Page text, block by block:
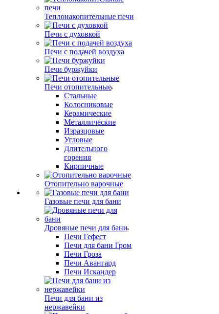
Теплонакопительные печи
Печи с духовкой
Печи с подачей воздуха
Печи буржуйки
Печи отопительные
Стальные
Колосниковые
Керамические
Металлические
Изразцовые
Угловые
Длительного
горения
Кирпичные
Отопительно варочные
Газовые печи для бани
Дровяные печи для бани
Печи Гефест
Печи для бани Гром
Печи Гроза
Печи Авангард
Печи Искандер
Печи для бани из
нержавейки